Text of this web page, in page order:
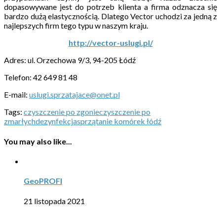
dopasowywane jest do potrzeb klienta a firma odznacza się
bardzo dużą elastycznością. Dlatego Vector uchodzi za jedną z
najlepszych firm tego typu w naszym kraju.
http://vector-uslugi.pl/
Adres: ul. Orzechowa 9/3, 94-205 Łódź
Telefon: 42 649 81 48
E-mail: uslugi.sprzatajace@onet.pl
Tags: czyszczenie po zgonieczyszczenie po
zmarłychdezynfekcjasprzątanie komórek łódź
You may also like...
GeoPROFI
21 listopada 2021